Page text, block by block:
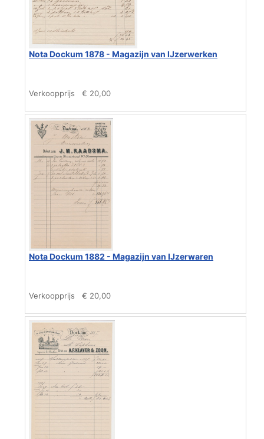
Nota Dockum 1878 - Magazijn van IJzerwerken
Verkoopprijs € 20,00
Nota Dockum 1882 - Magazijn van IJzerwaren
Verkoopprijs € 20,00